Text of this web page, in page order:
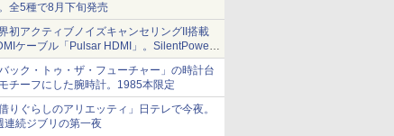
全5種で8月下旬発売
初アクティブノイズキャンセリングII搭載
ケーブル「Pulsar HDMI」。SilentPower
バック・トゥ・ザ・フューチャー」の時計台
チーフにした腕時計。1985本限定
借りぐらしのアリエッティ」日テレで今夜。
連続ジブリの第一夜